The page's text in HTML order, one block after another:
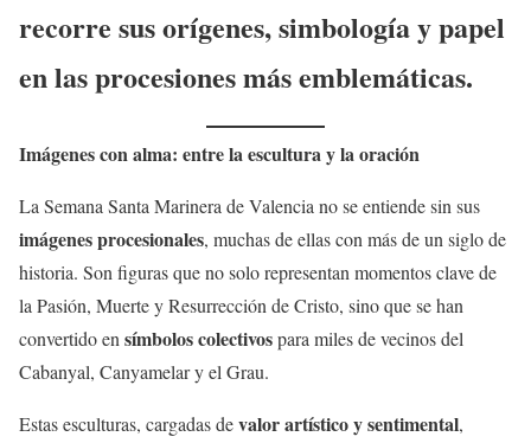
recorre sus orígenes, simbología y papel
en las procesiones más emblemáticas.
Imágenes con alma: entre la escultura y la oración
La Semana Santa Marinera de Valencia no se entiende sin sus
imágenes procesionales, muchas de ellas con más de un siglo de
historia. Son figuras que no solo representan momentos clave de
la Pasión, Muerte y Resurrección de Cristo, sino que se han
convertido en símbolos colectivospara miles de vecinos del
Cabanyal, Canyamelar y el Grau.
Estas esculturas, cargadas devalor artístico y sentimental,